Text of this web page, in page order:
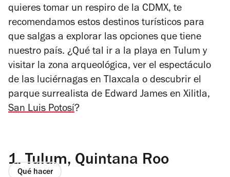
quieres tomar un respiro de la CDMX, te
recomendamos estos destinos turísticos para
que salgas a explorar las opciones que tiene
nuestro país. ¿Qué tal ir a la playa en Tulum y
visitar la zona arqueológica, ver el espectáculo
de las luciérnagas en Tlaxcala o descubrir el
parque surrealista de Edward James en Xilitla,
San Luis Potosí?
1. Tulum, Quintana Roo
Qué hacer